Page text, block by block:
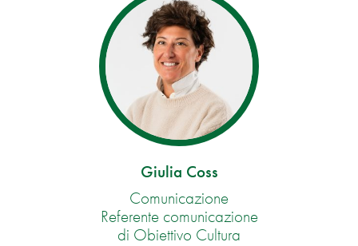
Giulia Coss
Comunicazione
Referente comunicazione
di Obiettivo Cultura